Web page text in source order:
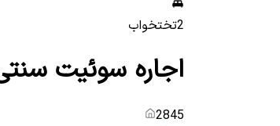
2تختخواب
اجاره سوئیت
2845